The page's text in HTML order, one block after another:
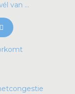
van ...